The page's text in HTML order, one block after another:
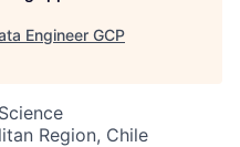
Engineer GCP
Region, Chile